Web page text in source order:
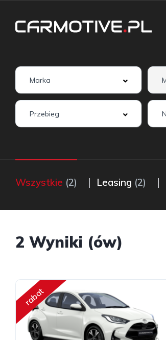
Wszystkie (2) Leasing (2)
2 Wyniki (ów)
rabat